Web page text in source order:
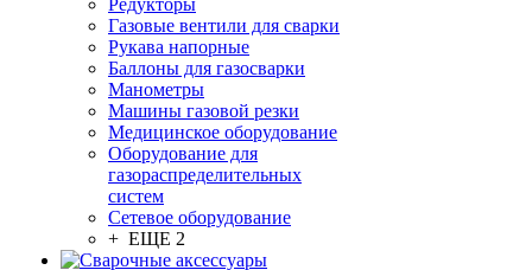
Редукторы
Газовые вентили для сварки
Рукава напорные
Баллоны для газосварки
Манометры
Машины газовой резки
Медицинское оборудование
Оборудование для
газораспределительных
систем
Сетевое оборудование
+ ЕЩЕ 2